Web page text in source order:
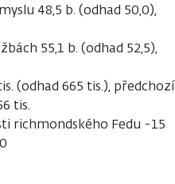
48,5 b. (odhad 50,0),
55,1 b. (odhad 52,5),
(odhad 665 tis.), předchozí
tis.
richmondského Fedu -15